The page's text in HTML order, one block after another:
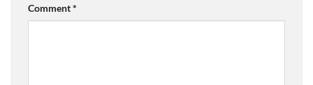
Comment*